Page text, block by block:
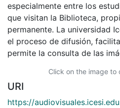
especialmente entre los
que visitan la Biblioteca,
permanente. La universidad
el proceso de difusión,
permite la consulta de las
Click on the image to
URI
https://